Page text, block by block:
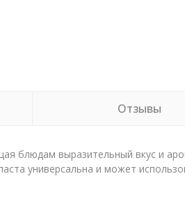
Отзывы
блюдам выразительный вкус и
универсальна и может